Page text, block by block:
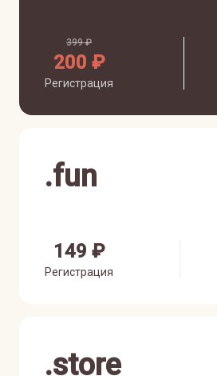
399 ₽
200 ₽
Регистрация
.fun
149 ₽
Регистрация
.store